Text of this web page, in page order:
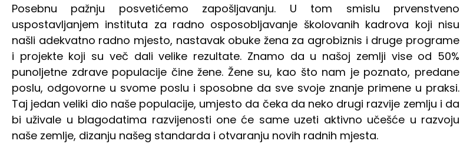
Posebnu pažnju posvetićemo zapošljavanju. U tom smislu prvenstveno
uspostavljanjem instituta za radno osposobljavanje školovanih kadrova koji nisu
našli adekvatno radno mjesto, nastavak obuke žena za agrobiznis i druge programe
i projekte koji su več dali velike rezultate. Znamo da u našoj zemlji vise od 50%
punoljetne zdrave populacije čine žene. Žene su, kao što nam je poznato, predane
poslu, odgovorne u svome poslu i sposobne da sve svoje znanje primene u praksi.
Taj jedan veliki dio naše populacije, umjesto da čeka da neko drugi razvije zemlju i da
bi uživale u blagodatima razvijenosti one će same uzeti aktivno učešće u razvoju
naše zemlje, dizanju našeg standarda i otvaranju novih radnih mjesta.